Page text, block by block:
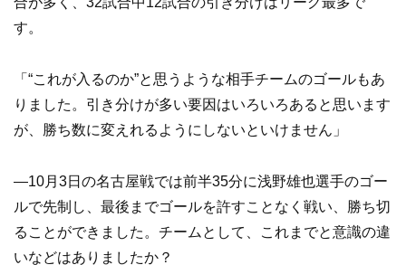
す。
「“これが入るのか”と思うような相手チームのゴールもあ
りました。引き分けが多い要因はいろいろあると思います
が、勝ち数に変えれるようにしないといけません」
―10月3日の名古屋戦では前半35分に浅野雄也選手のゴー
ルで先制し、最後までゴールを許すことなく戦い、勝ち切
ることができました。チームとして、これまでと意識の違
いなどはありましたか？